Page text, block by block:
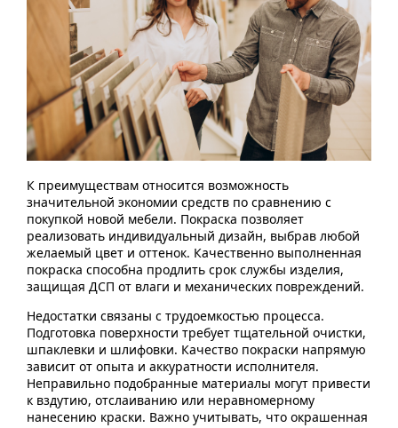
К преимуществам относится возможность
значительной экономии средств по сравнению с
покупкой новой мебели. Покраска позволяет
реализовать индивидуальный дизайн, выбрав любой
желаемый цвет и оттенок. Качественно выполненная
покраска способна продлить срок службы изделия,
защищая ДСП от влаги и механических повреждений.
Недостатки связаны с трудоемкостью процесса.
Подготовка поверхности требует тщательной очистки,
шпаклевки и шлифовки. Качество покраски напрямую
зависит от опыта и аккуратности исполнителя.
Неправильно подобранные материалы могут привести
к вздутию, отслаиванию или неравномерному
нанесению краски. Важно учитывать, что окрашенная